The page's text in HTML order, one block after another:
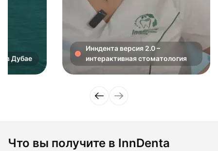
в Дубае
Инндента версия 2.0 –
интерактивная стоматология
Что вы получите в InnDenta